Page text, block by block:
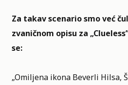
Za takav scenario smo već
zvaničnom opisu za
se:
„Omiljena ikona Beverli Hilsa,